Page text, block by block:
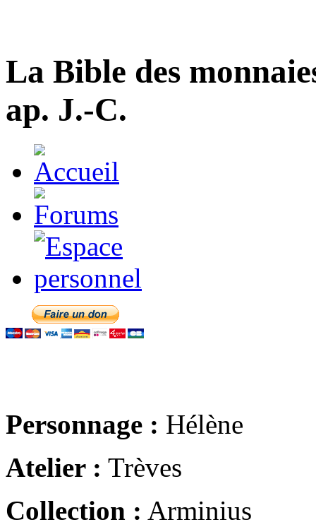
La Bible des
ap. J.-C.
Personnage : Hélène
Atelier : Trèves
Collection : Arminius